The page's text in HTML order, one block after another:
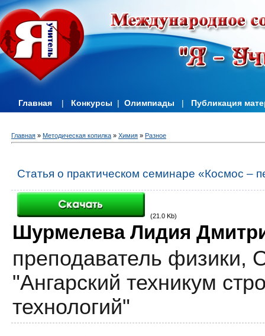
Главная | Конкурсы | Олимпиады | Публикация
Главная » Методическая копилка » Химия » Разное
Статья о практическом семинаре «Космос –
(21.0 Kb)
Шурмелева Лидия
преподаватель физики,
"Ангарский техникум
технологий"